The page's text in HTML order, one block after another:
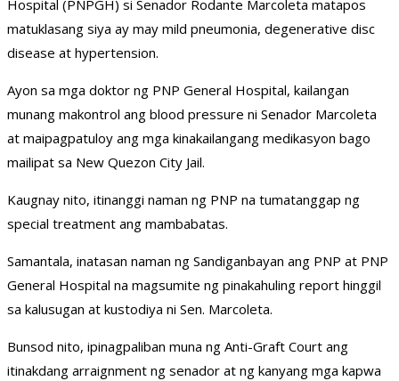
Hospital (PNPGH) si Senador Rodante Marcoleta matapos
matuklasang siya ay may mild pneumonia, degenerative disc
disease at hypertension.
Ayon sa mga doktor ng PNP General Hospital, kailangan
munang makontrol ang blood pressure ni Senador Marcoleta
at maipagpatuloy ang mga kinakailangang medikasyon bago
mailipat sa New Quezon City Jail.
Kaugnay nito, itinanggi naman ng PNP na tumatanggap ng
special treatment ang mambabatas.
Samantala, inatasan naman ng Sandiganbayan ang PNP at PNP
General Hospital na magsumite ng pinakahuling report hinggil
sa kalusugan at kustodiya ni Sen. Marcoleta.
Bunsod nito, ipinagpaliban muna ng Anti-Graft Court ang
itinakdang arraignment ng senador at ng kanyang mga kapwa